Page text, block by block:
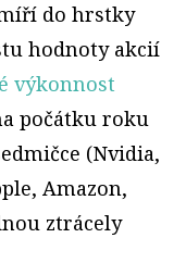
do hrstky
hodnoty akcií
výkonnost
počátku roku
(Nvidia,
Amazon,
ztrácely